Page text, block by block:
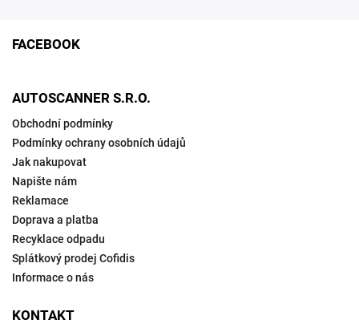
FACEBOOK
AUTOSCANNER S.R.O.
Obchodní podmínky
Podmínky ochrany osobních údajů
Jak nakupovat
Napište nám
Reklamace
Doprava a platba
Recyklace odpadu
Splátkový prodej Cofidis
Informace o nás
KONTAKT